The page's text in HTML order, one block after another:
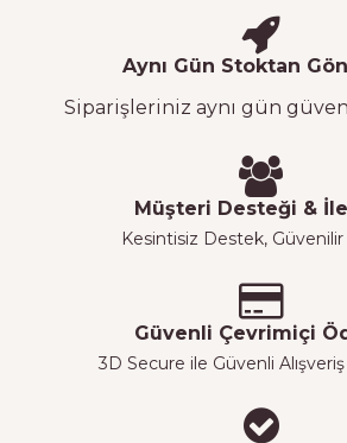
Aynı Gün Stoktan
Siparişleriniz aynı gün
Müşteri Desteği &
Kesintisiz Destek,
Güvenli Çevrimiçi
3D Secure ile Güvenli